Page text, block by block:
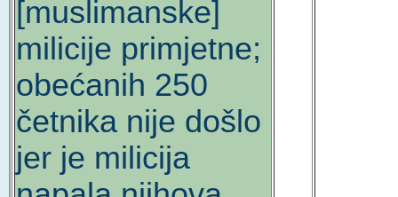
[muslimanske]
milicije primjetne;
obećanih 250
četnika nije došlo
jer je milicija